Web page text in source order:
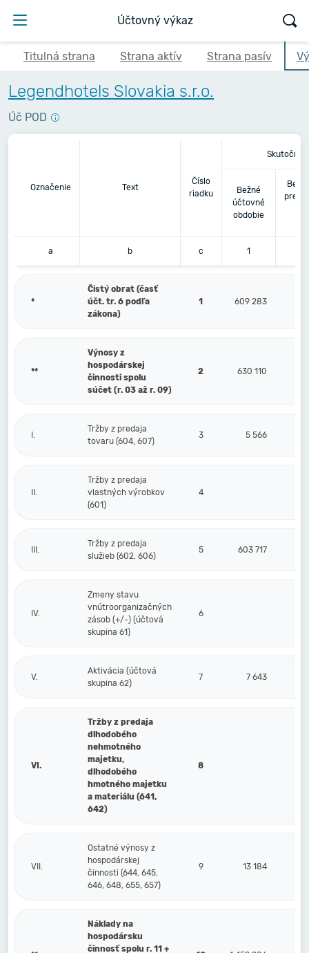
Účtovný výkaz
Titulná strana Strana aktív Strana pasív
Legendhotels Slovakia s.r.o.
Úč POD
Označenie Text
Číslo
riadku
Bežné
účtovné
obdobie
a b c 1
*
Čistý obrat (časť
účt. tr. 6 podľa
zákona)
1 609 283
**
Výnosy z
hospodárskej
činnosti spolu
súčet (r. 03 až r. 09)
2 630 110
I.
Tržby z predaja
tovaru (604, 607)
3 5 566
II.
Tržby z predaja
vlastných výrobkov
(601)
4
III.
Tržby z predaja
služieb (602, 606)
5 603 717
IV.
Zmeny stavu
vnútroorganizačných
zásob (+/-) (účtová
skupina 61)
6
V.
Aktivácia (účtová
skupina 62)
7 7 643
VI.
Tržby z predaja
dlhodobého
nehmotného
majetku,
dlhodobého
hmotného majetku
a materiálu (641,
642)
8
VII.
Ostatné výnosy z
hospodárskej
činnosti (644, 645,
646, 648, 655, 657)
9 13 184
Náklady na
hospodársku
činnosť spolu r. 11 +